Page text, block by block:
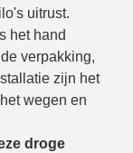
uitrust.
het hand
verpakking,
zijn het
wegen en
droge